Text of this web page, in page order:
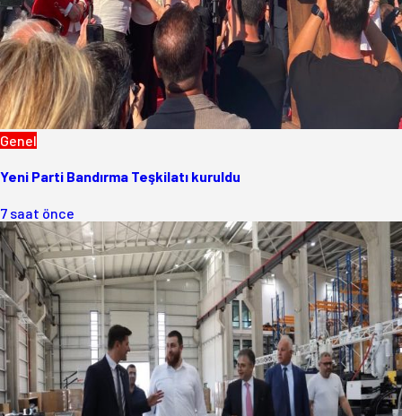
Genel
Yeni Parti Bandırma Teşkilatı kuruldu
7 saat önce